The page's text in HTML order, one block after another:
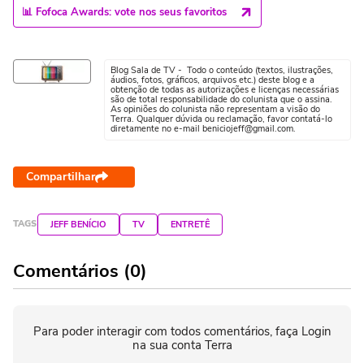
📊 Fofoca Awards: vote nos seus favoritos
Blog Sala de TV - Todo o conteúdo (textos, ilustrações,
áudios, fotos, gráficos, arquivos etc.) deste blog e a
obtenção de todas as autorizações e licenças necessárias
são de total responsabilidade do colunista que o assina.
As opiniões do colunista não representam a visão do
Terra. Qualquer dúvida ou reclamação, favor contatá-lo
diretamente no e-mail beniciojeff@gmail.com.
Compartilhar
TAGS JEFF BENÍCIO TV ENTRETÊ
Comentários (0)
Para poder interagir com todos comentários, faça Login
na sua conta Terra